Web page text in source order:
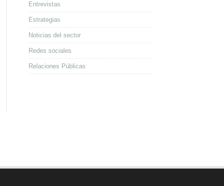
Entrevistas
Estrategias
Noticias del sector
Redes sociales
Relaciones Públicas